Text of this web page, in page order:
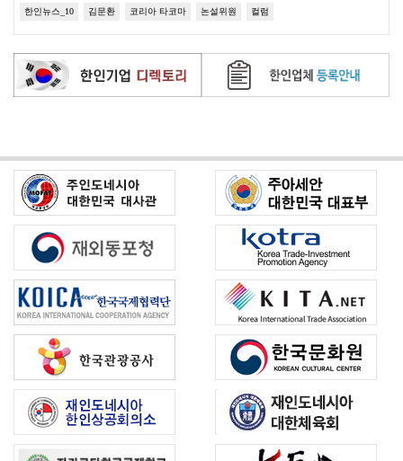
한인뉴스_10 김문환 코리아 타코마 논설위원 컬럼